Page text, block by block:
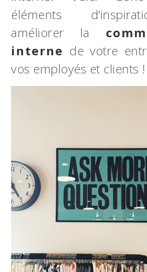
éléments
améliorer la
interne de votre
vos employés et clients !